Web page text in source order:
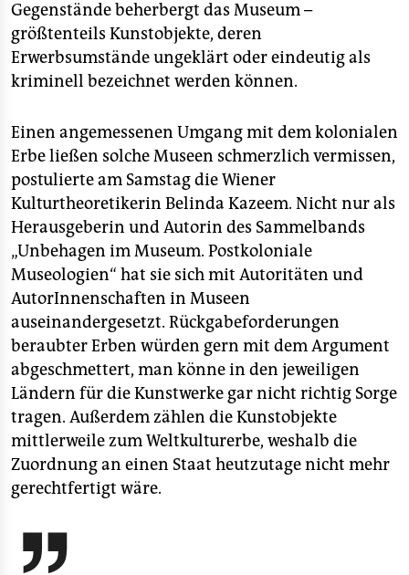
Gegenstände beherbergt das Museum –
größtenteils Kunstobjekte, deren
Erwerbsumstände ungeklärt oder eindeutig als
kriminell bezeichnet werden können.
Einen angemessenen Umgang mit dem kolonialen
Erbe ließen solche Museen schmerzlich vermissen,
postulierte am Samstag die Wiener
Kulturtheoretikerin Belinda Kazeem. Nicht nur als
Herausgeberin und Autorin des Sammelbands
„Unbehagen im Museum. Postkoloniale
Museologien“ hat sie sich mit Autoritäten und
AutorInnenschaften in Museen
auseinandergesetzt. Rückgabeforderungen
beraubter Erben würden gern mit dem Argument
abgeschmettert, man könne in den jeweiligen
Ländern für die Kunstwerke gar nicht richtig Sorge
tragen. Außerdem zählen die Kunstobjekte
mittlerweile zum Weltkulturerbe, weshalb die
Zuordnung an einen Staat heutzutage nicht mehr
gerechtfertigt wäre.
